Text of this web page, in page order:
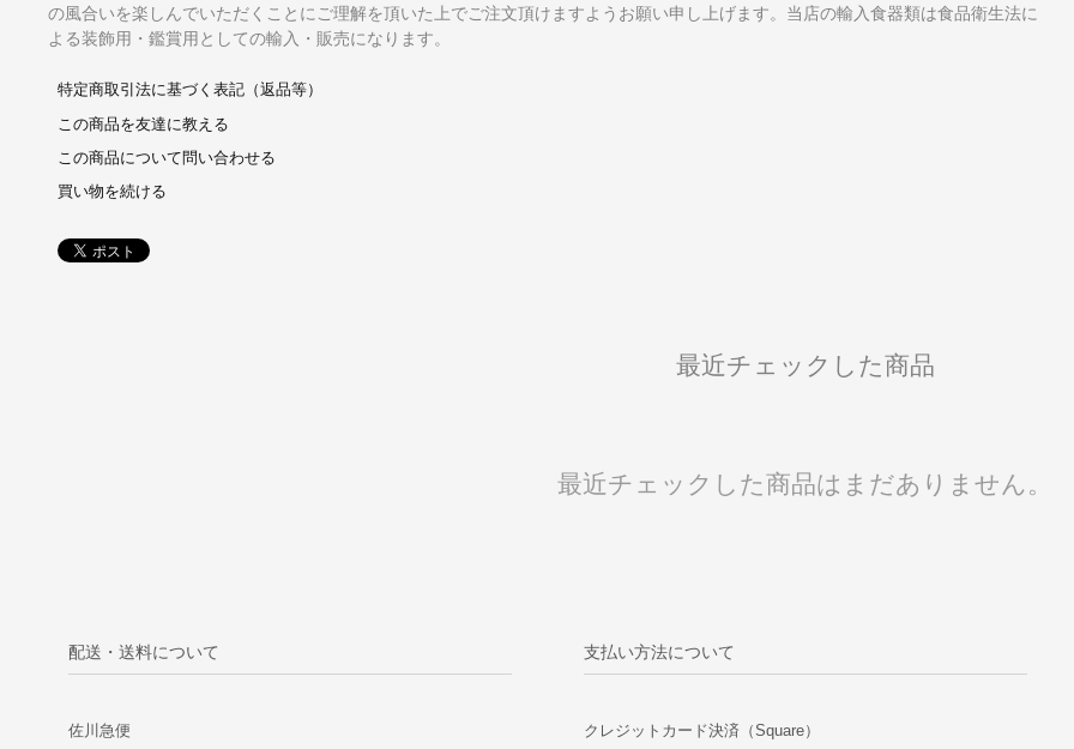
の風合いを楽しんでいただくことにご理解を頂いた上でご注文頂けますようお願い申し上げます。当店の輸入食器類は食品衛生法に
よる装飾用・鑑賞用としての輸入・販売になります。
特定商取引法に基づく表記（返品等）
この商品を友達に教える
この商品について問い合わせる
買い物を続ける
最近チェックした商品
最近チェックした商品はまだありません。
配送・送料について
佐川急便
支払い方法について
クレジットカード決済（Square）